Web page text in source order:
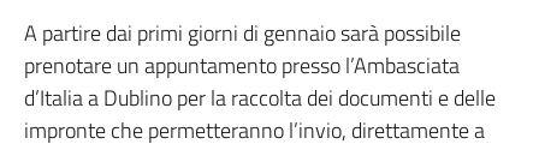
A partire dai primi giorni di gennaio sarà possibile
prenotare un appuntamento presso l’Ambasciata
d’Italia a Dublino per la raccolta dei documenti e delle
impronte che permetteranno l’invio, direttamente a